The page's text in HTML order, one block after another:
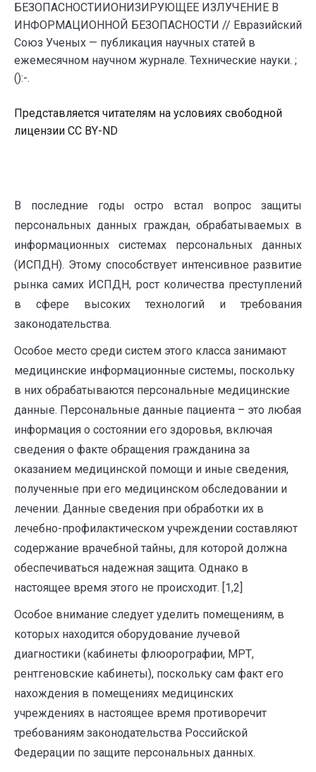
БЕЗОПАСНОСТИИОНИЗИРУЮЩЕЕ ИЗЛУЧЕНИЕ В
ИНФОРМАЦИОННОЙ БЕЗОПАСНОСТИ // Евразийский
Союз Ученых — публикация научных статей в
ежемесячном научном журнале. Технические науки. ;
():-.
Представляется читателям на условиях свободной
лицензии CC BY-ND
В последние годы остро встал вопрос защиты
персональных данных граждан, обрабатываемых в
информационных системах персональных данных
(ИСПДН). Этому способствует интенсивное развитие
рынка самих ИСПДН, рост количества преступлений
в сфере высоких технологий и требования
законодательства.
Особое место среди систем этого класса занимают
медицинские информационные системы, поскольку
в них обрабатываются персональные медицинские
данные. Персональные данные пациента – это любая
информация о состоянии его здоровья, включая
сведения о факте обращения гражданина за
оказанием медицинской помощи и иные сведения,
полученные при его медицинском обследовании и
лечении. Данные сведения при обработки их в
лечебно-профилактическом учреждении составляют
содержание врачебной тайны, для которой должна
обеспечиваться надежная защита. Однако в
настоящее время этого не происходит. [1,2]
Особое внимание следует уделить помещениям, в
которых находится оборудование лучевой
диагностики (кабинеты флюорографии, МРТ,
рентгеновские кабинеты), поскольку сам факт его
нахождения в помещениях медицинских
учреждениях в настоящее время противоречит
требованиям законодательства Российской
Федерации по защите персональных данных.